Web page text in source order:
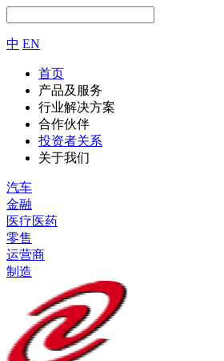
中 EN
首页
产品及服务
行业解决方案
合作伙伴
投资者关系
关于我们
汽车
金融
医疗医药
零售
运营商
制造